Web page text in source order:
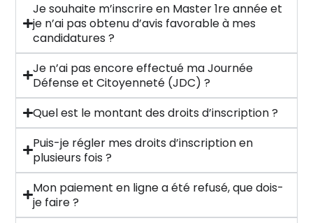
Je souhaite m’inscrire en Master 1re année et
je n’ai pas obtenu d’avis favorable à mes
candidatures ?
Je n’ai pas encore effectué ma Journée
Défense et Citoyenneté (JDC) ?
Quel est le montant des droits d’inscription ?
Puis-je régler mes droits d’inscription en
plusieurs fois ?
Mon paiement en ligne a été refusé, que dois-
je faire ?